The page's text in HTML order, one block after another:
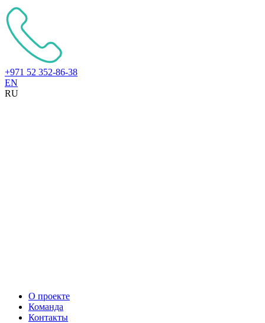
+971 52 352-86-38
EN
RU
О проекте
Команда
Контакты